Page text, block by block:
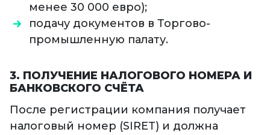
менее 30 000 евро);
подачу документов в Торгово-
промышленную палату.
3. ПОЛУЧЕНИЕ НАЛОГОВОГО НОМЕРА И
БАНКОВСКОГО СЧЁТА
После регистрации компания получает
налоговый номер (SIRET) и должна